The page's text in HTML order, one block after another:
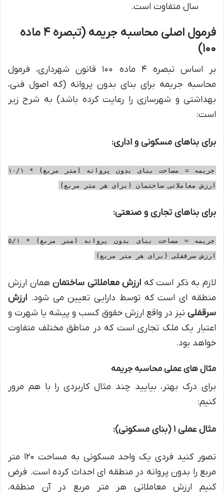
سال متفاوت است.
فرمول اصلی محاسبه جریمه (تبصره ۴ ماده
۱۰۰)
بر اساس تبصره ۴ ماده ۱۰۰ قانون شهرداری، فرمول
محاسبه جریمه برای بنای بدون پروانه (که اصول فنی،
بهداشتی و شهرسازی را رعایت کرده باشد) به شرح زیر
است:
برای بناهای مسکونی و اداری:
جریمه = مساحت بنای بدون پروانه (متر مربع) * ۱۰/۱
ارزش معاملاتی ساختمان (برای هر متر مربع)
برای بناهای تجاری و صنعتی:
جریمه = مساحت بنای بدون پروانه (متر مربع) * ۵/۱
ارزش سرقفلی (برای هر متر مربع)
لازم به ذکر است که ارزش معاملاتی ساختمانهمان ارزش
منطقه ای است که توسط دارایی تعیین می شود. ارزش
سرقفلی نیز در واقع ارزش حقوق کسب و پیشه یا شهرت و
اعتبار یک ملک تجاری است که در مناطق مختلف متفاوت
خواهد بود.
مثال های عملی محاسبه جریمه
برای درک بهتر، بیایید چند مثال کاربردی را با هم مرور
کنیم:
مثال عملی ۱ (بنای مسکونی):
تصور کنید فردی یک واحد مسکونی به مساحت ۱۲۰ متر
مربع را بدون پروانه در منطقه ای احداث کرده است. فرض
کنیم ارزش معاملاتی هر متر مربع در آن منطقه،